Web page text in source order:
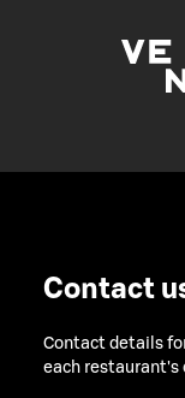
Contact
Contact details
each restaurant's